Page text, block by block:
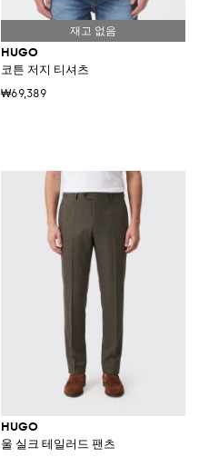
블 벨트
HUGO
코튼 저지 티셔츠
₩69,389
HUGO
울 실크 테일러드 팬츠